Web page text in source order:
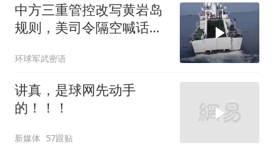
中方三重管控改写黄岩岛
规则，美司令隔空喊话露
环球军武密语
讲真，是球网先动手
的！！！
新媒体 57跟贴